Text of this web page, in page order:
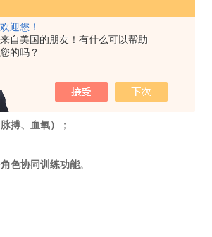
欢迎您！
来自美国的朋友！有什么可以帮助
您的吗？
、药物注射等高级技能​ ​；
、创伤、中毒）​​；
搏、血氧）​ ​；
色协同训练功能​​。